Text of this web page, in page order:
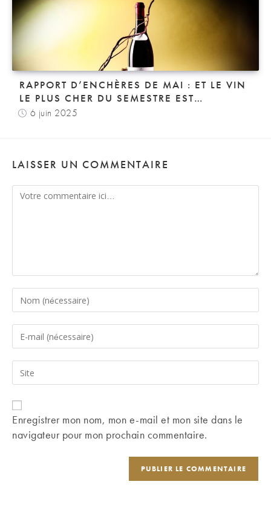
RAPPORT D’ENCHÈRES DE MAI : ET LE VIN
LE PLUS CHER DU SEMESTRE EST…
6 juin 2025
LAISSER UN COMMENTAIRE
Comment
Enter
your
name
comment
Enter
your
email
address
comment
Saisir
l’URL
de
votre
(facultatif)
Enregistrer mon nom, mon e-mail et mon site dans le
navigateur pour mon prochain commentaire.